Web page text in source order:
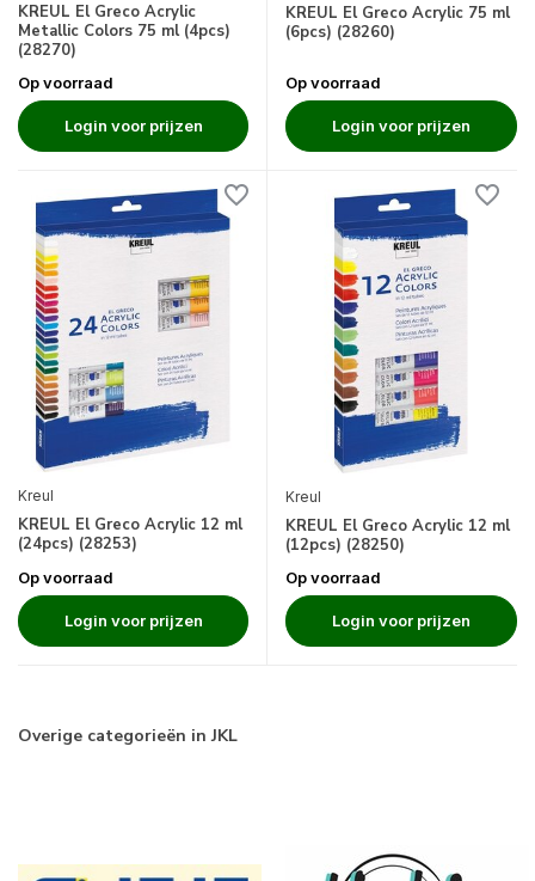
KREUL El Greco Acrylic
Metallic Colors 75 ml (4pcs)
(28270)
Op voorraad
Login voor prijzen
KREUL El Greco Acrylic 75 ml
(6pcs) (28260)
Op voorraad
Login voor prijzen
Kreul
KREUL El Greco Acrylic 12 ml
(24pcs) (28253)
Op voorraad
Login voor prijzen
Kreul
KREUL El Greco Acrylic 12 ml
(12pcs) (28250)
Op voorraad
Login voor prijzen
Overige categorieën in JKL